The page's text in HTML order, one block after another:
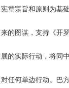
章宗旨和原则为基
的图谋，支持《开
的实际行动，将同
任何单边行动。巴